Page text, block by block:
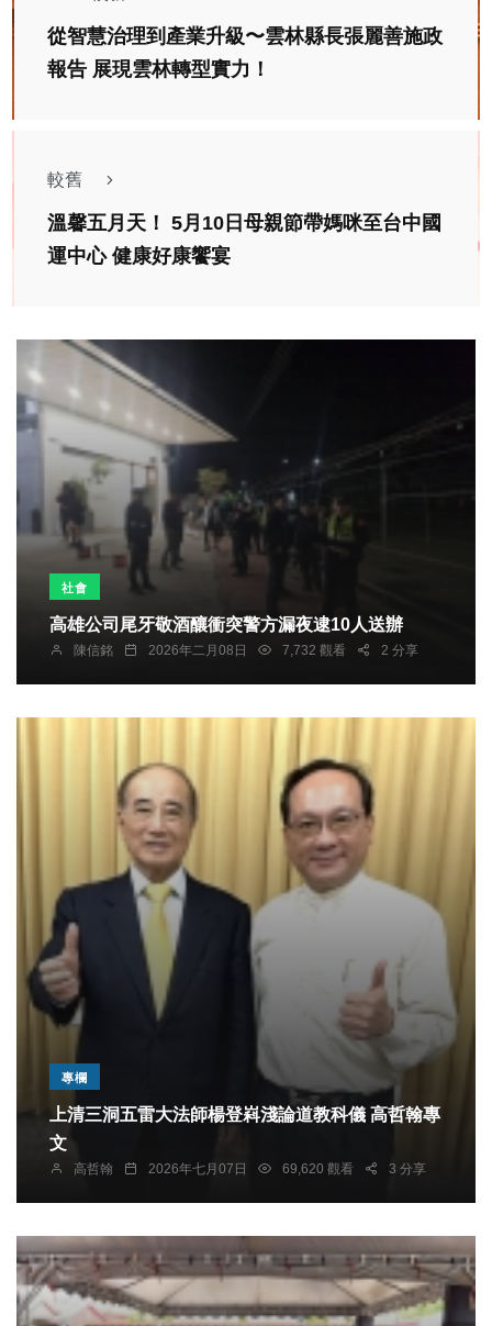
從智慧治理到產業升級〜雲林縣長張麗善施政
報告 展現雲林轉型實力！
較舊
溫馨五月天！ 5月10日母親節帶媽咪至台中國
運中心 健康好康饗宴
社會
高雄公司尾牙敬酒釀衝突警方漏夜逮10人送辦
陳信銘 2026年二月08日 7,732 觀看 2 分享
專欄
上清三洞五雷大法師楊登嵙淺論道教科儀 高哲翰專
文
高哲翰 2026年七月07日 69,620 觀看 3 分享